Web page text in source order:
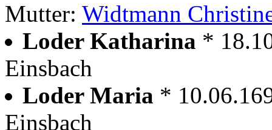
Mutter: Widtmann
Loder Katharina *
Einsbach
Loder Maria *
Einsbach